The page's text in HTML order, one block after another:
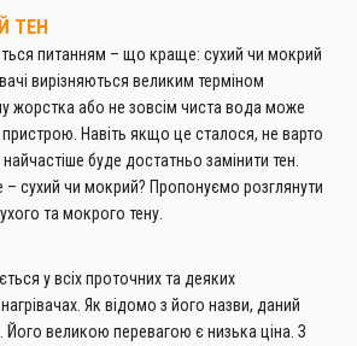
ТЕН
питанням – що краще: сухий чи мокрий
вирізняються великим терміном
жорстка або не зовсім чиста вода може
Навіть якщо це сталося, не варто
буде достатньо замінити тен.
сухий чи мокрий? Пропонуємо розглянути
та мокрого тену.
у всіх проточних та деяких
Як відомо з його назви, даний
Його великою перевагою є низька ціна. З